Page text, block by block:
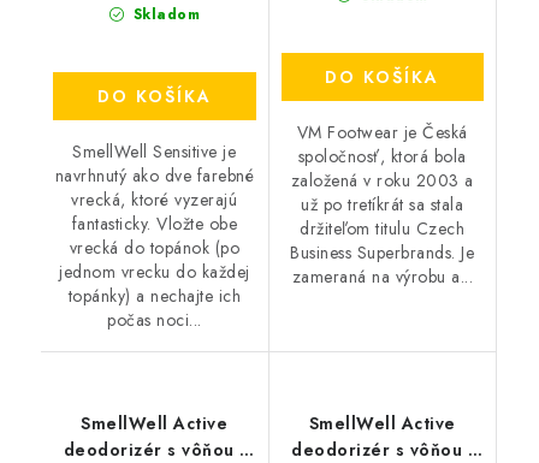
Skladom
DO KOŠÍKA
SmellWell Sensitive je
navrhnutý ako dve farebné
vrecká, ktoré vyzerajú
fantasticky. Vložte obe
vrecká do topánok (po
jednom vrecku do každej
topánky) a nechajte ich
počas noci...
DO KOŠÍKA
VM Footwear je Česká
spoločnosť, ktorá bola
založená v roku 2003 a
už po tretíkrát sa stala
držiteľom titulu Czech
Business Superbrands. Je
zameraná na výrobu a...
SmellWell Active
deodorizér s vôňou -
SmellWell Active
deodorizér s vôňou -